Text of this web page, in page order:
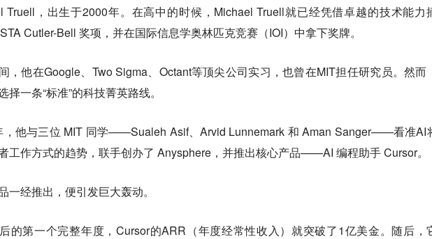
Truell，出生于2000年。在高中的时候，Michael Truell就已经凭借卓越的技术能力
Cutler-Bell 奖项，并在国际信息学奥林匹克竞赛（IOI）中拿下奖牌。
，他在Google、Two Sigma、Octant等顶尖公司实习，也曾在MIT担任研究员。然而
择一条“标准”的科技菁英路线。
，他与三位 MIT 同学——Sualeh Asif、Arvid Lunnemark 和 Aman Sanger——看准AI
工作方式的趋势，联手创办了 Anysphere，并推出核心产品——AI 编程助手 Cursor。
一经推出，便引发巨大轰动。
的第一个完整年度，Cursor的ARR（年度经常性收入）就突破了1亿美金。随后，